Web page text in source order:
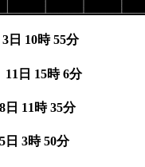
時 55分
15時 6分
時 35分
3時 50分